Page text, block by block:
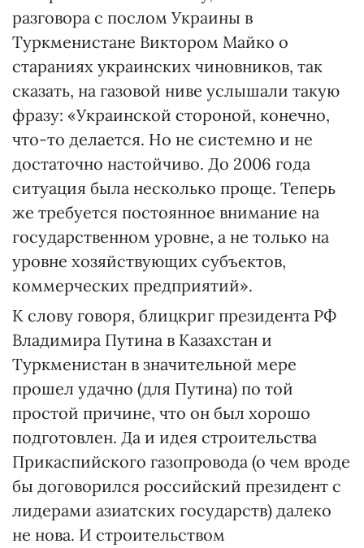
разговора с послом Украины в
Туркменистане Виктором Майко о
стараниях украинских чиновников, так
сказать, на газовой ниве услышали такую
фразу: «Украинской стороной, конечно,
что-то делается. Но не системно и не
достаточно настойчиво. До 2006 года
ситуация была несколько проще. Теперь
же требуется постоянное внимание на
государственном уровне, а не только на
уровне хозяйствующих субъектов,
коммерческих предприятий».
К слову говоря, блицкриг президента РФ
Владимира Путина в Казахстан и
Туркменистан в значительной мере
прошел удачно (для Путина) по той
простой причине, что он был хорошо
подготовлен. Да и идея строительства
Прикаспийского газопровода (о чем вроде
бы договорился российский президент с
лидерами азиатских государств) далеко
не нова. И строительством